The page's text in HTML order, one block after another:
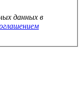
данных в